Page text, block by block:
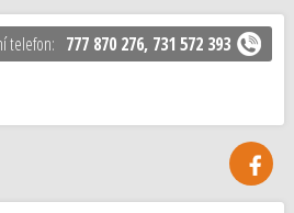
telefon: 777 870 276, 731 572 393